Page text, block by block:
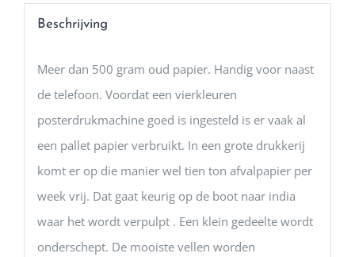
Beschrijving
Meer dan 500 gram oud papier. Handig voor naast
de telefoon. Voordat een vierkleuren
posterdrukmachine goed is ingesteld is er vaak al
een pallet papier verbruikt. In een grote drukkerij
komt er op die manier wel tien ton afvalpapier per
week vrij. Dat gaat keurig op de boot naar india
waar het wordt verpulpt . Een klein gedeelte wordt
onderschept. De mooiste vellen worden